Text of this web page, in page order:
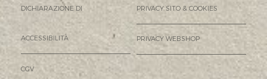
DICHIARAZIONE DI
ACCESSIBILITÀ
PRIVACY SITO & COOKIES
PRIVACY WEBSHOP
CGV